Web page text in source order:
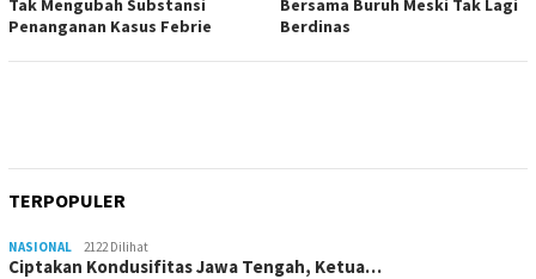
Tak Mengubah Substansi
Penanganan Kasus Febrie
Bersama Buruh Meski Tak Lagi
Berdinas
TERPOPULER
NASIONAL 2122 Dilihat
Ciptakan Kondusifitas Jawa Tengah, Ketua…